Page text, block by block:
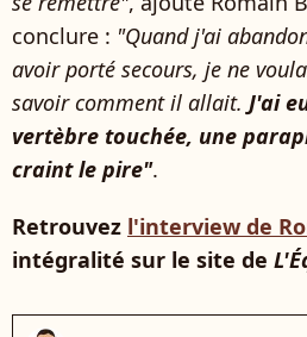
conclure : "Quand j'ai
avoir porté secours, je ne
savoir comment il allait. J'ai
vertèbre touchée, une
craint le pire".
Retrouvez l'interview de
intégralité sur le site de